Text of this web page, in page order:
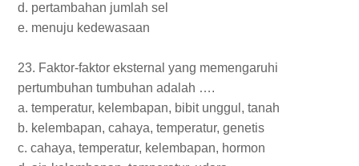
d. pertambahan jumlah sel
e. menuju kedewasaan
23. Faktor-faktor eksternal yang memengaruhi
pertumbuhan tumbuhan adalah ….
a. temperatur, kelembapan, bibit unggul, tanah
b. kelembapan, cahaya, temperatur, genetis
c. cahaya, temperatur, kelembapan, hormon